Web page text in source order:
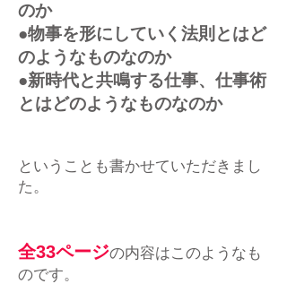
のか
●物事を形にしていく法則とはど
のようなものなのか
●新時代と共鳴する仕事、仕事術
とはどのようなものなのか
ということも書かせていただきまし
た。
全33ページの内容はこのようなも
のです。